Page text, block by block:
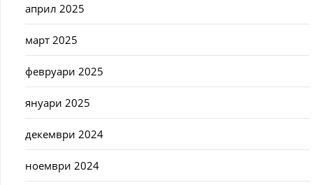
април 2025
март 2025
февруари 2025
януари 2025
декември 2024
ноември 2024